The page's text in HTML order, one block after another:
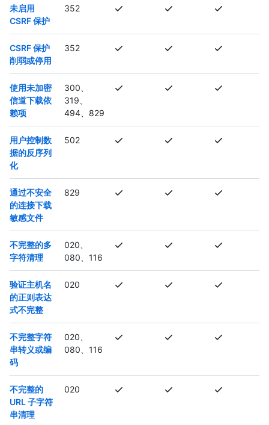
未启用
CSRF 保护
352
CSRF 保护
削弱或停用
352
使用未加密
信道下载依
赖项
300、
319、
494、829
用户控制数
据的反序列
化
502
通过不安全
的连接下载
敏感文件
829
不完整的多
字符清理
020、
080、116
验证主机名
的正则表达
式不完整
020
不完整字符
串转义或编
码
020、
080、116
不完整的
URL 子字符
串清理
020